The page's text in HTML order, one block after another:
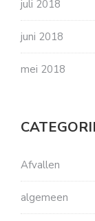
juli 2018
juni 2018
mei 2018
Afvallen
algemeen